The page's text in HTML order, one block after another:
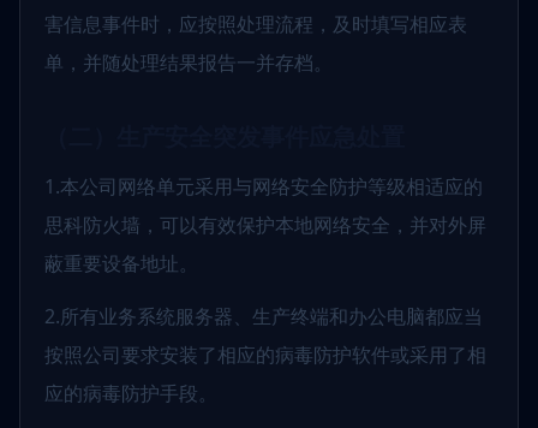
害信息事件时，应按照处理流程，及时填写相应表
单，并随处理结果报告一并存档。
1.本公司网络单元采用与网络安全防护等级相适应的
思科防火墙，可以有效保护本地网络安全，并对外屏
蔽重要设备地址。
2.所有业务系统服务器、生产终端和办公电脑都应当
按照公司要求安装了相应的病毒防护软件或采用了相
应的病毒防护手段。